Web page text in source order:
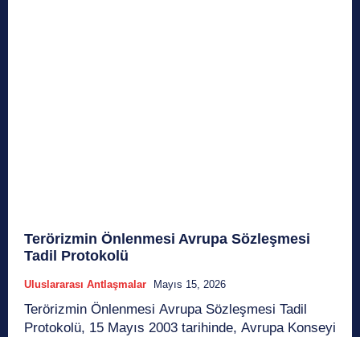
Terörizmin Önlenmesi Avrupa Sözleşmesi
Tadil Protokolü
Uluslararası Antlaşmalar Mayıs 15, 2026
Terörizmin Önlenmesi Avrupa Sözleşmesi Tadil
Protokolü, 15 Mayıs 2003 tarihinde, Avrupa Konseyi